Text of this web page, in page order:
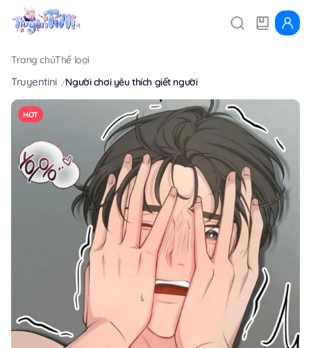
Trang chủThể loại
Truyentini Người chơi yêu thích giết người
HOT